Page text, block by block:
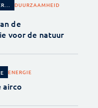
DUURZAAMHEID
de
voor de natuur
ENERGIE
airco